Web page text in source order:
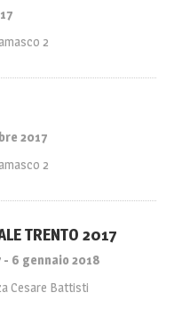
2
2017
2
TRENTO 2017
- 6 gennaio 2018
Cesare Battisti